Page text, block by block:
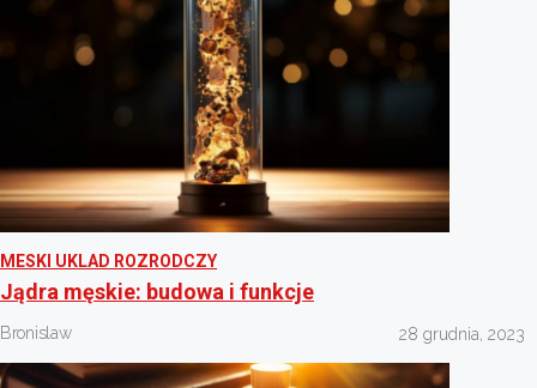
MESKI UKLAD ROZRODCZY
Jądra męskie: budowa i funkcje
Bronislaw 28 grudnia, 2023